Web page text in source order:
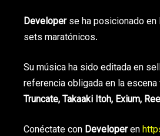
Developerse ha posicionado en
sets maratónicos.
Su música ha sido editada en
referencia obligada en la
Truncate, Takaaki Itoh, Exium,
Conéctate con Developeren